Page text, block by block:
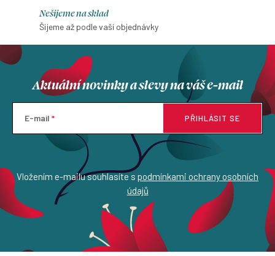
Nešijeme na sklad
Šijeme až podle vaší objednávky
Aktuální novinky a slevy na váš e-mail
E-mail
Vložením e-mailu souhlasíte s podmínkami ochrany osobních
údajů
PŘIHLÁSIT SE